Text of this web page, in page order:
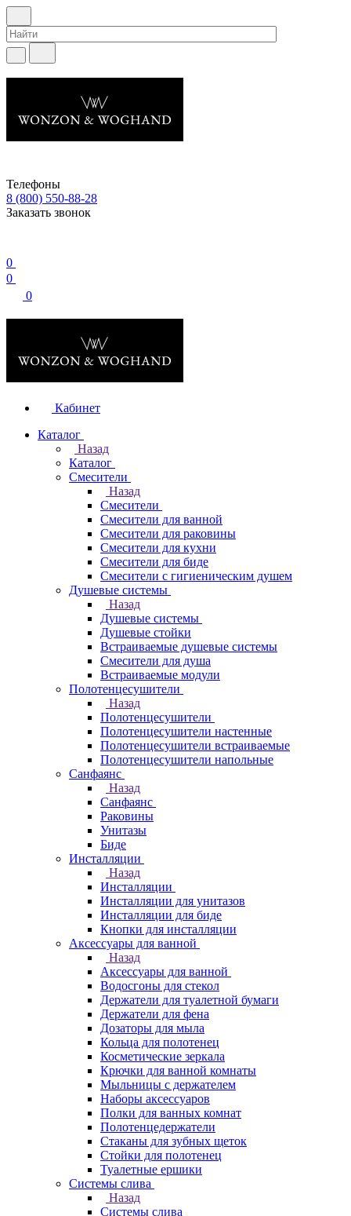
Телефоны
8 (800) 550-88-28
Заказать звонок
0
0
0
Кабинет
Каталог
Назад
Каталог
Смесители
Назад
Смесители
Смесители для ванной
Смесители для раковины
Смесители для кухни
Смесители для биде
Смесители с гигиеническим душем
Душевые системы
Назад
Душевые системы
Душевые стойки
Встраиваемые душевые системы
Смесители для душа
Встраиваемые модули
Полотенцесушители
Назад
Полотенцесушители
Полотенцесушители настенные
Полотенцесушители встраиваемые
Полотенцесушители напольные
Санфаянс
Назад
Санфаянс
Раковины
Унитазы
Биде
Инсталляции
Назад
Инсталляции
Инсталляции для унитазов
Инсталляции для биде
Кнопки для инсталляции
Аксессуары для ванной
Назад
Аксессуары для ванной
Водосгоны для стекол
Держатели для туалетной бумаги
Держатели для фена
Дозаторы для мыла
Кольца для полотенец
Косметические зеркала
Крючки для ванной комнаты
Мыльницы с держателем
Наборы аксессуаров
Полки для ванных комнат
Полотенцедержатели
Стаканы для зубных щеток
Стойки для полотенец
Туалетные ершики
Системы слива
Назад
Системы слива